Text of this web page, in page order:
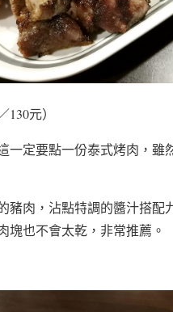
130元）
一定要點一份泰式烤肉，雖
豬肉，沾點特調的醬汁搭配
塊也不會太乾，非常推薦。